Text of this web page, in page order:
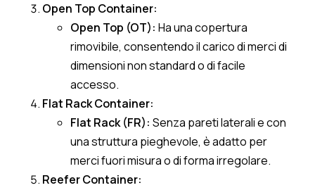
Open Top Container:
Open Top (OT): Ha una copertura
rimovibile, consentendo il carico di merci di
dimensioni non standard o di facile
accesso.
Flat Rack Container:
Flat Rack (FR): Senza pareti laterali e con
una struttura pieghevole, è adatto per
merci fuori misura o di forma irregolare.
Reefer Container: